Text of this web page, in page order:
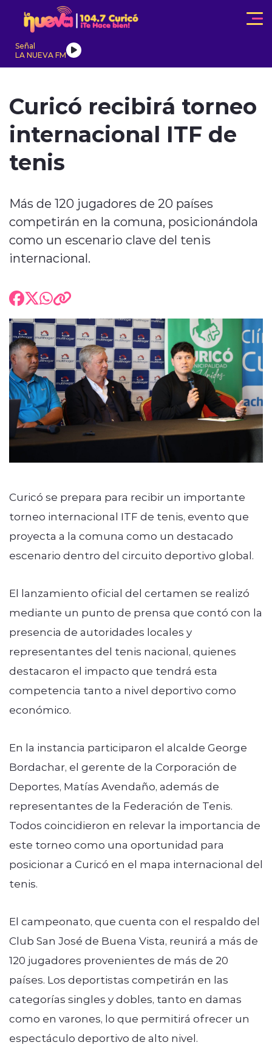
Click acá para ir directamente al contenido
Señal
LA NUEVA FM
ACTUALIDAD TENDENCIAS
Curicó recibirá torneo
internacional ITF de
tenis
Más de 120 jugadores de 20 países
competirán en la comuna, posicionándola
como un escenario clave del tenis
internacional.
Curicó se prepara para recibir un importante
torneo internacional ITF de tenis, evento que
proyecta a la comuna como un destacado
escenario dentro del circuito deportivo global.
El lanzamiento oficial del certamen se realizó
mediante un punto de prensa que contó con la
presencia de autoridades locales y
representantes del tenis nacional, quienes
destacaron el impacto que tendrá esta
competencia tanto a nivel deportivo como
económico.
En la instancia participaron el alcalde George
Bordachar, el gerente de la Corporación de
Deportes, Matías Avendaño, además de
representantes de la Federación de Tenis.
Todos coincidieron en relevar la importancia de
este torneo como una oportunidad para
posicionar a Curicó en el mapa internacional del
tenis.
El campeonato, que cuenta con el respaldo del
Club San José de Buena Vista, reunirá a más de
120 jugadores provenientes de más de 20
países. Los deportistas competirán en las
categorías singles y dobles, tanto en damas
como en varones, lo que permitirá ofrecer un
espectáculo deportivo de alto nivel.